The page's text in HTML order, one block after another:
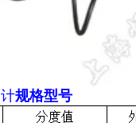
规格型号